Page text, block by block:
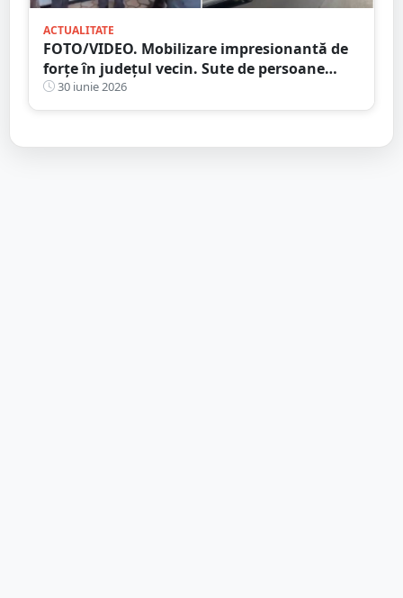
ACTUALITATE
FOTO/VIDEO. Mobilizare impresionantă de
forțe în județul vecin. Sute de persoane
vulnerabile, salvate din centre ilegale
30 iunie 2026